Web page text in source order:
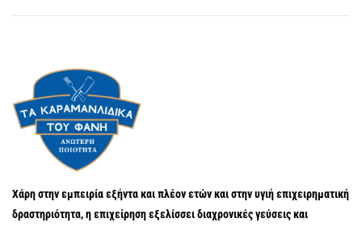
Χάρη στην εμπειρία εξήντα και πλέον ετών και στην υγιή επιχειρηματική
δραστηριότητα, η επιχείρηση εξελίσσει διαχρονικές γεύσεις και